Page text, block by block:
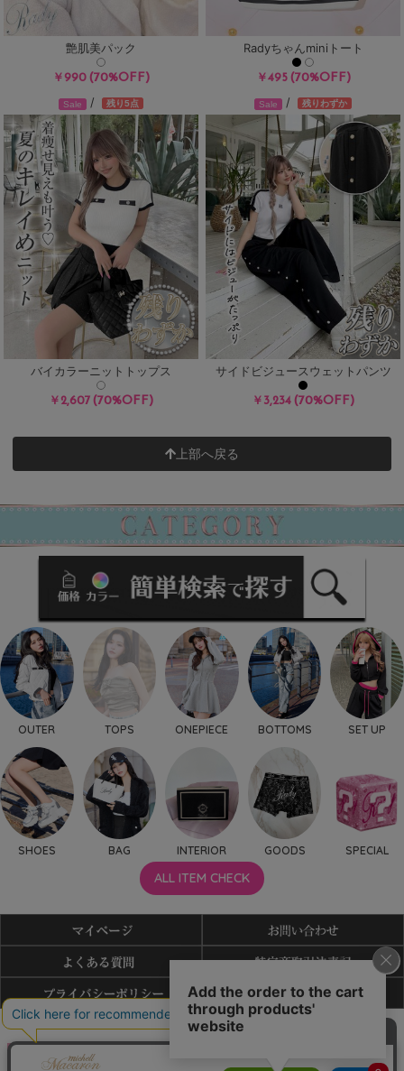
艶肌美パック
￥990(70%OFF)
Radyちゃんminiトート
￥495(70%OFF)
Sale / 残り5点
バイカラーニットトップス
￥2,607(70%OFF)
Sale / 残りわずか
サイドビジュースウェットパンツ
￥3,234(70%OFF)
上部へ戻る
OUTER TOPS ONEPIECE BOTTOMS SET UP
SHOES BAG INTERIOR GOODS SPECIAL
ALL ITEM CHECK
利用規約